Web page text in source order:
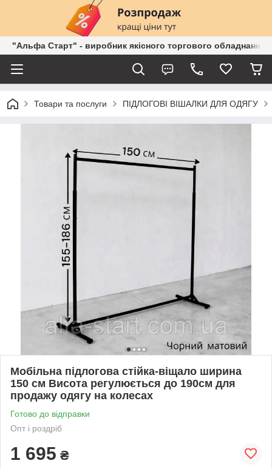
"Альфа Старт" - виробник якісного торгового обладнання
Товари та послуги ПІДЛОГОВІ ВІШАЛКИ ДЛЯ ОДЯГУ
Мобільна підлогова стійка-віщало ширина
150 см Висота регулюється до 190см для
продажу одягу на колесах
Готово до відправки
Опт і роздріб
1 695 ₴